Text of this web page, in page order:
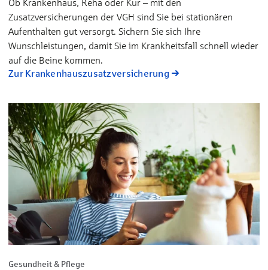
Ob Krankenhaus, Reha oder Kur – mit den
Zusatzversicherungen der VGH sind Sie bei stationären
Aufenthalten gut versorgt. Sichern Sie sich Ihre
Wunschleistungen, damit Sie im Krankheitsfall schnell wieder
auf die Beine kommen.
Zur Kranken­haus­zusatz­versicherung
Gesundheit & Pflege